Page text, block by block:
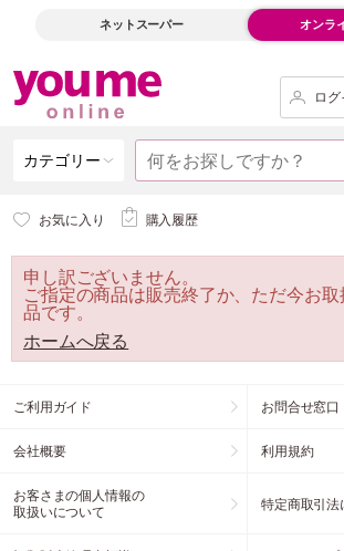
ネットスーパー オンラ
ロ
カテゴリー
お気に入り 購入履歴
申し訳ございません。
ご指定の商品は販売終了か、ただ今お
品です。
ホームへ戻る
ご利用ガイド お問合せ窓口
会社概要 利用規約
お客さまの個人情報の
取扱いについて
特定商取引